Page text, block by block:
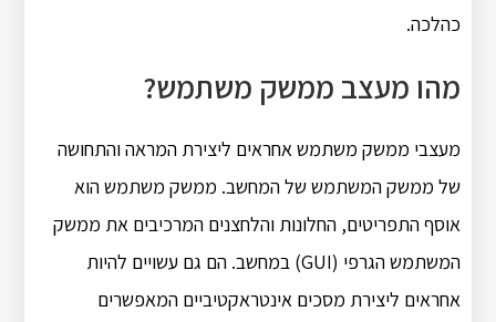
כהלכה.
מהו מעצב ממשק משתמש?
מעצבי ממשק משתמש אחראים ליצירת המראה והתחושה
של ממשק המשתמש של המחשב. ממשק משתמש הוא
אוסף התפריטים, החלונות והלחצנים המרכיבים את ממשק
המשתמש הגרפי (GUI) במחשב. הם גם עשויים להיות
אחראים ליצירת מסכים אינטראקטיביים המאפשרים